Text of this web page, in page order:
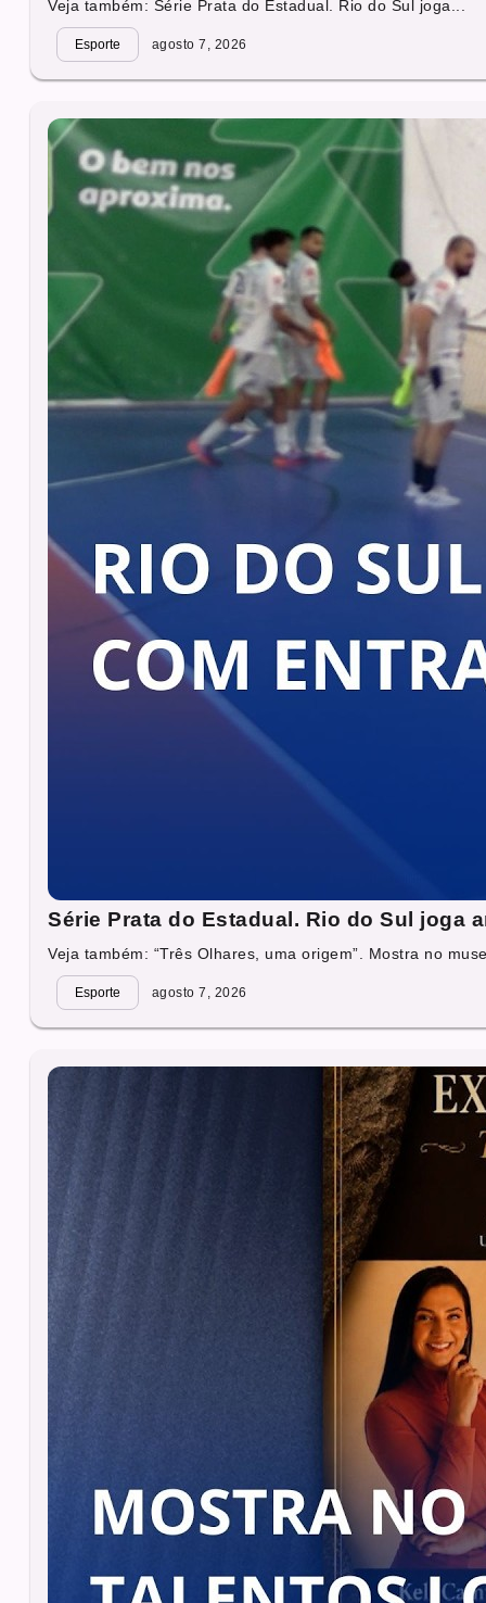
Veja também: Série Prata do Estadual. Rio do Sul joga...
Esporte agosto 7, 2026
Série Prata do Estadual. Rio do Sul joga
Veja também: “Três Olhares, uma origem”. Mostra no
Esporte agosto 7, 2026